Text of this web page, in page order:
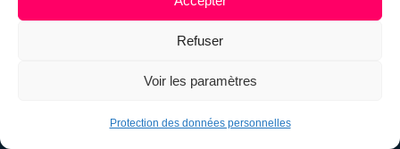
Refuser
Voir les paramètres
Protection des données personnelles